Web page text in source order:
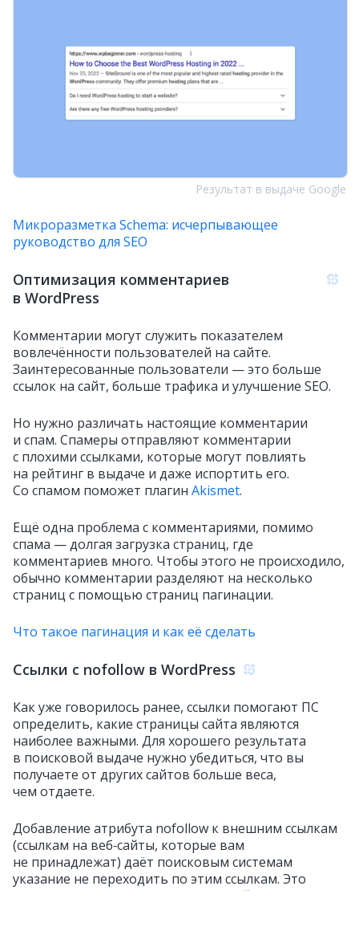
Результат в выдаче Google
Микроразметка Schema: исчерпывающее
руководство для SEO
Оптимизация комментариев
в WordPress
Комментарии могут служить показателем
вовлечённости пользователей на сайте.
Заинтересованные пользователи — это больше
ссылок на сайт, больше трафика и улучшение SEO.
Но нужно различать настоящие комментарии
и спам. Спамеры отправляют комментарии
с плохими ссылками, которые могут повлиять
на рейтинг в выдаче и даже испортить его.
Со спамом поможет плагин Akismet.
Ещё одна проблема с комментариями, помимо
спама — долгая загрузка страниц, где
комментариев много. Чтобы этого не происходило,
обычно комментарии разделяют на несколько
страниц с помощью страниц пагинации.
Что такое пагинация и как её сделать
Ссылки с nofollow в WordPress
Как уже говорилось ранее, ссылки помогают ПС
определить, какие страницы сайта являются
наиболее важными. Для хорошего результата
в поисковой выдаче нужно убедиться, что вы
получаете от других сайтов больше веса,
чем отдаете.
Добавление атрибута nofollow к внешним ссылкам
(ссылкам на веб‑сайты, которые вам
не принадлежат) даёт поисковым системам
указание не переходить по этим ссылкам. Это
поможет вам сэкономить ссылочный вес.